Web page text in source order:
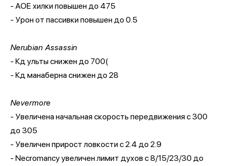
- АОЕ хилки повышен до 475
- Урон от пассивки повышен до 0.5
Nerubian Assassin
- Кд ульты снижен до 700(
- Кд манаберна снижен до 28
Nevermore
- Увеличена начальная скорость передвижения с 300
до 305
- Увеличен прирост ловкости с 2.4 до 2.9
- Necromancy увеличен лимит духов с 8/15/23/30 до